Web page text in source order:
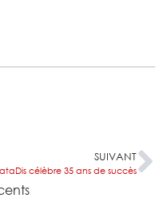
SUIVANT
célèbre 35 ans de succès